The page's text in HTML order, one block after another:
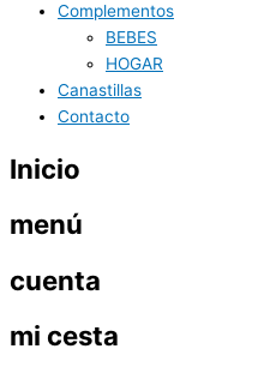
Complementos
BEBES
HOGAR
Canastillas
Contacto
Inicio
menú
cuenta
mi cesta